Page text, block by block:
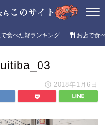
食べた蟹ランキング お店で食
2018年1月6日